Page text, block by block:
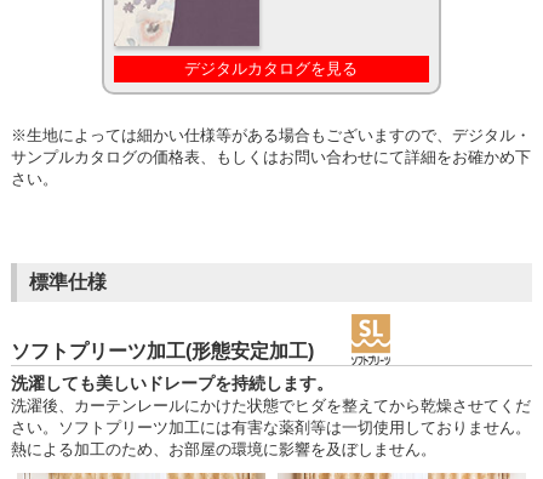
デジタルカタログを見る
※生地によっては細かい仕様等がある場合もございますので、デジタル・
サンプルカタログの価格表、もしくはお問い合わせにて詳細をお確かめ下
さい。
標準仕様
ソフトプリーツ加工(形態安定加工)
洗濯しても美しいドレープを持続します。
洗濯後、カーテンレールにかけた状態でヒダを整えてから乾燥させてくだ
さい。ソフトプリーツ加工には有害な薬剤等は一切使用しておりません。
熱による加工のため、お部屋の環境に影響を及ぼしません。